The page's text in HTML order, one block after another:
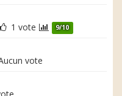
1 vote 9/10
vote